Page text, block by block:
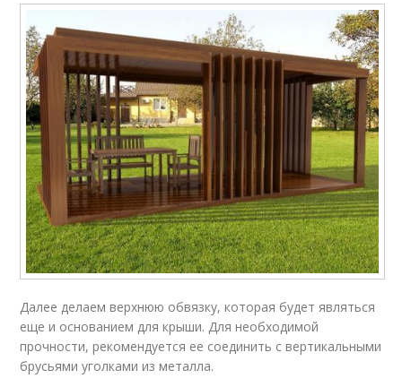
Далее делаем верхнюю обвязку, которая будет являться
еще и основанием для крыши. Для необходимой
прочности, рекомендуется ее соединить с вертикальными
брусьями уголками из металла.